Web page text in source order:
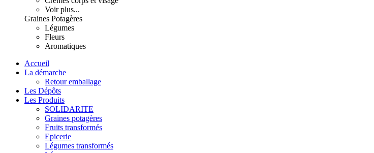
Voir plus...
Graines Potagères
Légumes
Fleurs
Aromatiques
Accueil
La démarche
Retour emballage
Les Dépôts
Les Produits
SOLIDARITE
Graines potagères
Fruits transformés
Epicerie
Légumes transformés